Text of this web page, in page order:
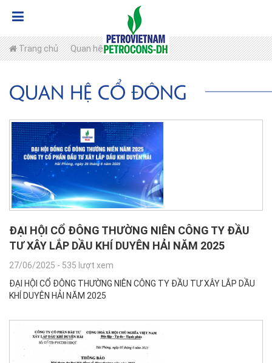
Trang chủ Quan hệ cổ đông
Quan hệ cổ đông
ĐẠI HỘI CỔ ĐÔNG THƯỜNG NIÊN CÔNG TY ĐẦU
TƯ XÂY LẮP DẦU KHÍ DUYÊN HẢI NĂM 2025
27/06/2025 - 535 lượt xem
ĐẠI HỘI CỔ ĐÔNG THƯỜNG NIÊN CÔNG TY ĐẦU TƯ XÂY LẮP DẦU
KHÍ DUYÊN HẢI NĂM 2025